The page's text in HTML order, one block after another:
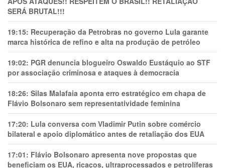
SERÁ BRUTAL!!!
19:15: Recuperação da Petrobras no governo Lula garante
marca histórica de refino e alta na produção de petróleo
19:02: PGR denuncia blogueiro Oswaldo Eustáquio ao STF
por associação criminosa e ataques à democracia
18:26: Silas Malafaia aponta erro estratégico em chapa de
Flávio Bolsonaro sem representatividade feminina
17:20: Lula conversa com Vladimir Putin sobre comércio
bilateral e apoio diplomático antes de retaliação dos EUA
17:01: Flávio Bolsonaro apresenta nove propostas que
beneficiam os EUA, ricaços, ultraprocessados e petrolíferas